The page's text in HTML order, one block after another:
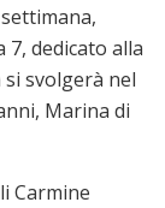
7, dedicato alla
si svolgerà nel
Marina di
Carmine